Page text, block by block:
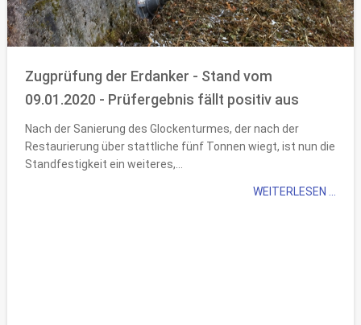
Zugprüfung der Erdanker - Stand vom
09.01.2020 - Prüfergebnis fällt positiv aus
Nach der Sanierung des Glockenturmes, der nach der
Restaurierung über stattliche fünf Tonnen wiegt, ist nun die
Standfestigkeit ein weiteres,...
WEITERLESEN ...